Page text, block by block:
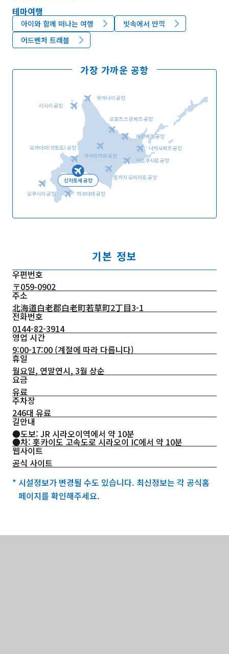
테마여행
아이와 함께 떠나는 여행
빗속에서 만끽
어드벤처 트래블
가장 가까운 공항
신치토세 공항
오카다마(삿포로) 공항
하코다테 공항
오쿠시리 공항
아사히카와 공항
왓카나이 공항
리시리 공항
오호츠크 몬베츠 공항
메만베츠 공항
나카시베츠 공항
단초쿠시로 공항
토카치 오비히로 공항
기본 정보
우편번호
〒059-0902
주소
北海道白老郡白老町若草町2丁目3-1
전화번호
0144-82-3914
영업 시간
9:00-17:00 (계절에 따라 다릅니다)
휴일
월요일, 연말연시, 3월 상순
요금
유료
주차장
246대 유료
길안내
●도보: JR 시라오이역에서 약 10분
●차: 홋카이도 고속도로 시라오이 IC에서 약 10분
웹사이트
공식 사이트
* 시설정보가 변경될 수도 있습니다. 최신정보는 각 공식홈
페이지를 확인해주세요.